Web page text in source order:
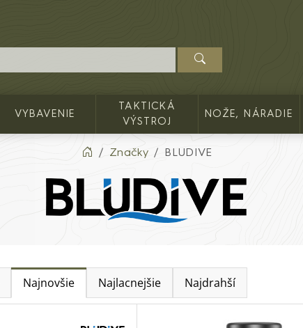
VYBAVENIE
TAKTICKÁ
VÝSTROJ
NOŽE, NÁRADIE
Značky BLUDIVE
Najnovšie Najlacnejšie Najdrahší